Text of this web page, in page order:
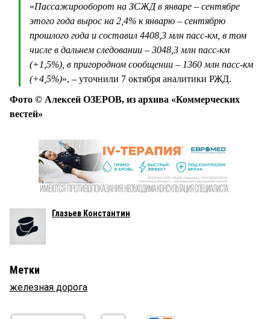
«Пассажирооборот на ЗСЖД в январе – сентябре
этого года вырос на 2,4% к январю – сентябрю
прошлого года и составил 4408,3 млн пасс-км, в том
числе в дальнем следовании – 3048,3 млн пасс-км
(+1,5%), в пригородном сообщении – 1360 млн пасс-км
(+4,5%)», – уточнили 7 октября аналитики РЖД.
Фото © Алексей ОЗЕРОВ, из архива «Коммерческих
вестей»
Глазьев Константин
Метки
железная дорога